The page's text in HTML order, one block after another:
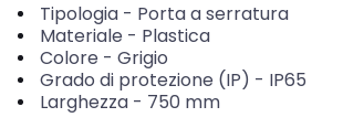
Tipologia- Porta a serratura
Materiale - Plastica
Colore - Grigio
Grado di protezione (IP) - IP65
Larghezza- 750 mm